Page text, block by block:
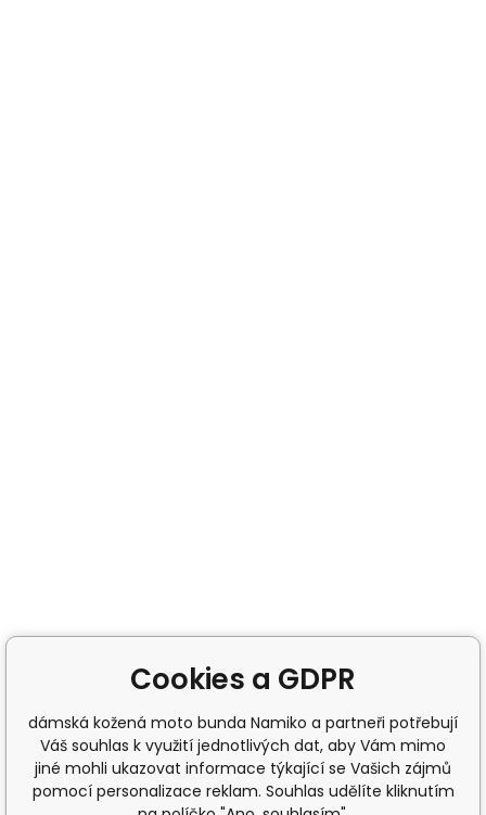
Cookies a GDPR
dámská kožená moto bunda Namiko a partneři potřebují
Váš souhlas k využití jednotlivých dat, aby Vám mimo
jiné mohli ukazovat informace týkající se Vašich zájmů
pomocí personalizace reklam. Souhlas udělíte kliknutím